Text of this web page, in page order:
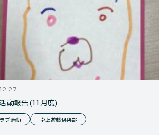
動報告(11月度)
ブ活動 卓上遊戯倶楽部